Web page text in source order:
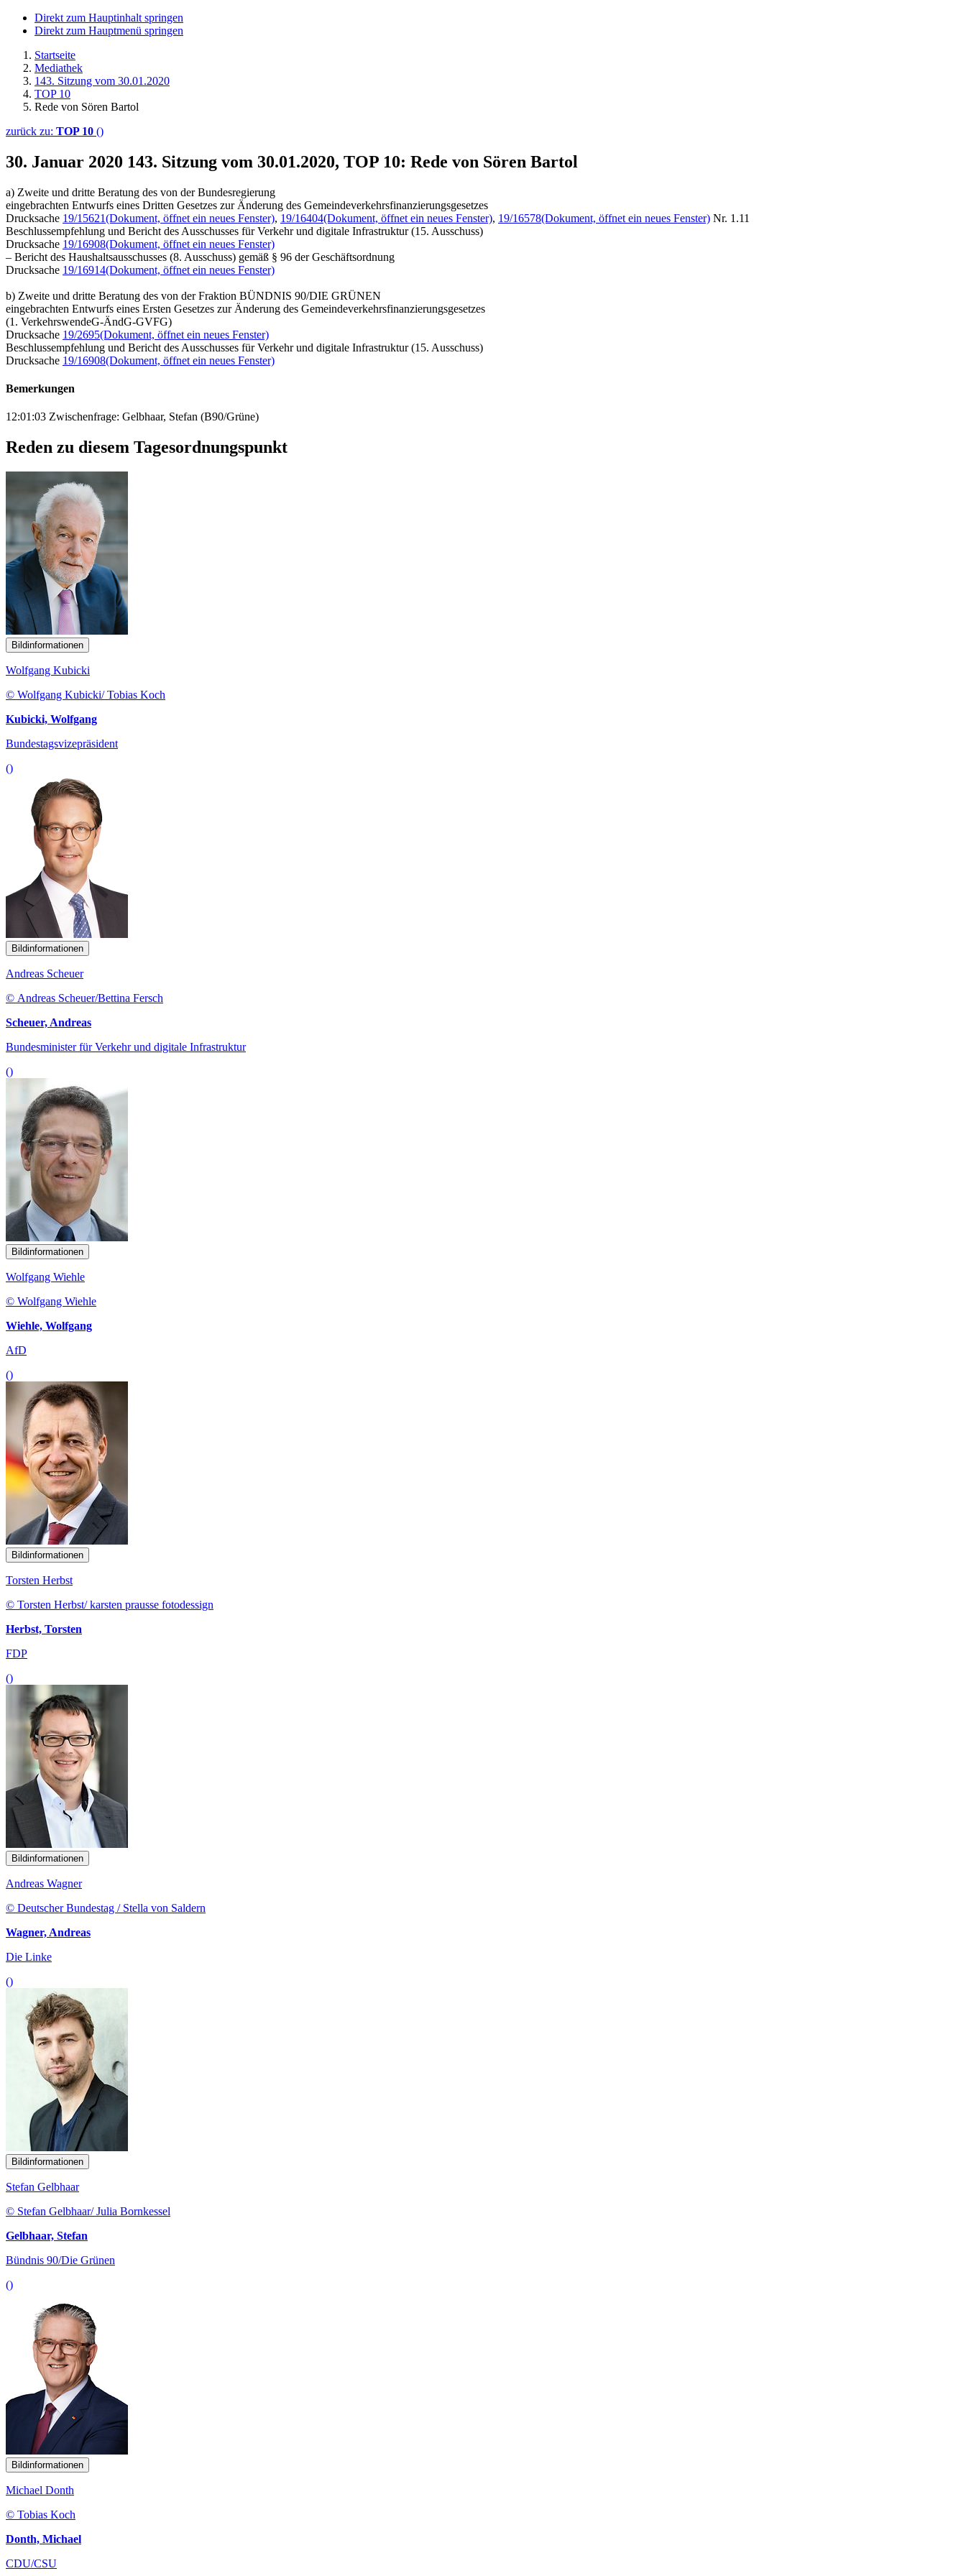
Direkt zum Hauptinhalt springen
Direkt zum Hauptmenü springen
Startseite
Mediathek
143. Sitzung vom 30.01.2020
TOP 10
Rede von Sören Bartol
zurück zu: TOP 10 ()
30. Januar 2020 143. Sitzung vom 30.01.2020, TOP 10: Rede von Sören Bartol
a) Zweite und dritte Beratung des von der Bundesregierung
eingebrachten Entwurfs eines Dritten Gesetzes zur Änderung des Gemeindeverkehrsfinanzierungsgesetzes
Drucksache 19/15621(Dokument, öffnet ein neues Fenster), 19/16404(Dokument, öffnet ein neues Fenster), 19/16578(Dokument, öffnet ein neues Fenster) Nr. 1.11
Beschlussempfehlung und Bericht des Ausschusses für Verkehr und digitale Infrastruktur (15. Ausschuss)
Drucksache 19/16908(Dokument, öffnet ein neues Fenster)
– Bericht des Haushaltsausschusses (8. Ausschuss) gemäß § 96 der Geschäftsordnung
Drucksache 19/16914(Dokument, öffnet ein neues Fenster)
b) Zweite und dritte Beratung des von der Fraktion BÜNDNIS 90/DIE GRÜNEN
eingebrachten Entwurfs eines Ersten Gesetzes zur Änderung des Gemeindeverkehrsfinanzierungsgesetzes
(1. VerkehrswendeG-ÄndG-GVFG)
Drucksache 19/2695(Dokument, öffnet ein neues Fenster)
Beschlussempfehlung und Bericht des Ausschusses für Verkehr und digitale Infrastruktur (15. Ausschuss)
Drucksache 19/16908(Dokument, öffnet ein neues Fenster)
Bemerkungen
12:01:03 Zwischenfrage: Gelbhaar, Stefan (B90/Grüne)
Reden zu diesem Tagesordnungspunkt
Bildinformationen
Wolfgang Kubicki
© Wolfgang Kubicki/ Tobias Koch
Kubicki, Wolfgang
Bundestagsvizepräsident
()
Bildinformationen
Andreas Scheuer
© Andreas Scheuer/Bettina Fersch
Scheuer, Andreas
Bundesminister für Verkehr und digitale Infrastruktur
()
Bildinformationen
Wolfgang Wiehle
© Wolfgang Wiehle
Wiehle, Wolfgang
AfD
()
Bildinformationen
Torsten Herbst
© Torsten Herbst/ karsten prausse fotodessign
Herbst, Torsten
FDP
()
Bildinformationen
Andreas Wagner
© Deutscher Bundestag / Stella von Saldern
Wagner, Andreas
Die Linke
()
Bildinformationen
Stefan Gelbhaar
© Stefan Gelbhaar/ Julia Bornkessel
Gelbhaar, Stefan
Bündnis 90/Die Grünen
()
Bildinformationen
Michael Donth
© Tobias Koch
Donth, Michael
CDU/CSU